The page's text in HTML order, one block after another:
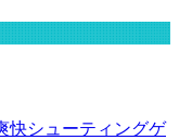
快シューティングゲ